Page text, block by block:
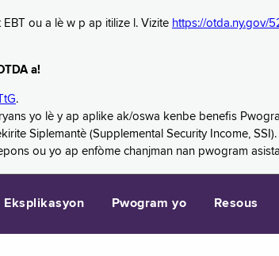
ou a lè w p ap itilize l. Vizite https://otda.ny.gov/
a!
.
yo lè y ap aplike ak/oswa kenbe benefis
Siplemantè (Supplemental Security Income,
ou yo ap enfòme chanjman nan pwogram
Eksplikasyon Pwogram yo Resous